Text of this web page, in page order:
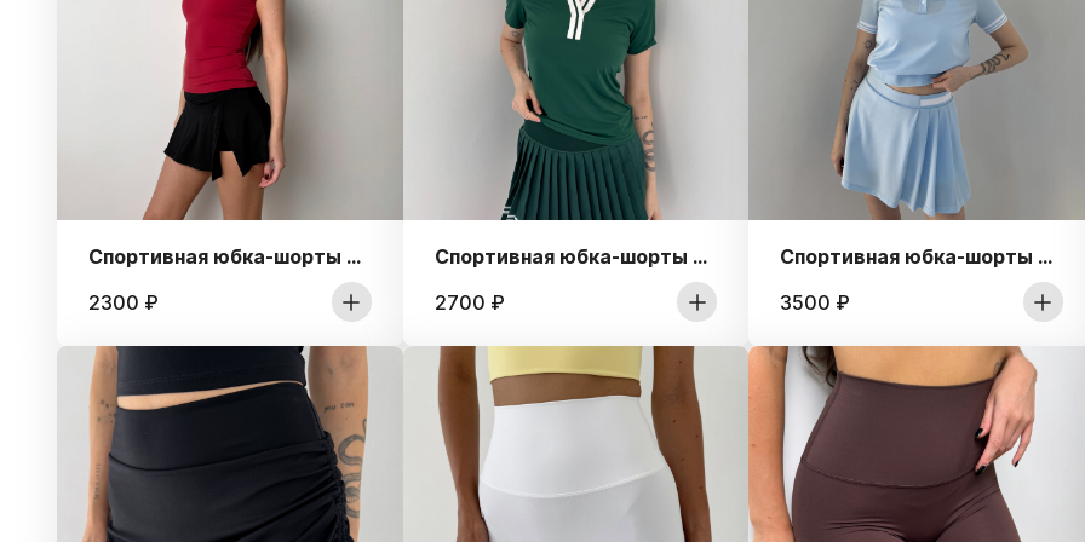
Спортивная юбка-шорты с глубоким разрезом на бедре
2300 ₽
Спортивная юбка-шорты с плиссе Pleated Court
2700 ₽
Спортивная юбка-шорты с плиссе на боку Club
3500 ₽